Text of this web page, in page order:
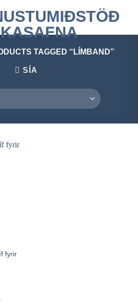
TAGGED “LÍMBAND”
SÍA
fyrir